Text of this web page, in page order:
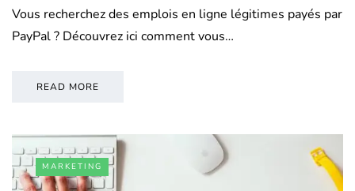
Vous recherchez des emplois en ligne légitimes payés par
PayPal ? Découvrez ici comment vous…
READ MORE
MARKETING